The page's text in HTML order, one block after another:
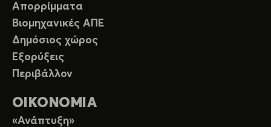
Απορρίμματα
Βιομηχανικές ΑΠΕ
Δημόσιος χώρος
Εξορύξεις
Περιβάλλον
ΟΙΚΟΝΟΜΙΑ
«Ανάπτυξη»